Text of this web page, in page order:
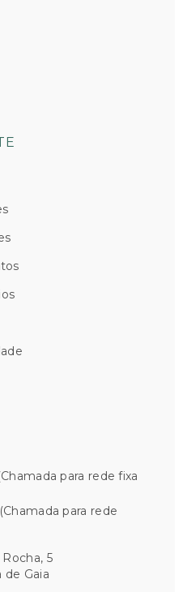
para rede fixa
para rede
5
de Gaia